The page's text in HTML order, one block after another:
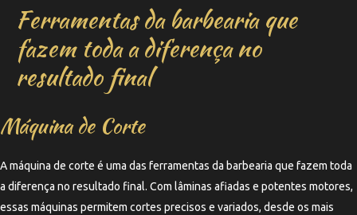
Ferramentas da barbearia que
fazem toda a diferença no
resultado final
Máquina de Corte
A máquina de corte é uma das ferramentas da barbearia que fazem toda
a diferença no resultado final. Com lâminas afiadas e potentes motores,
essas máquinas permitem cortes precisos e variados, desde os mais